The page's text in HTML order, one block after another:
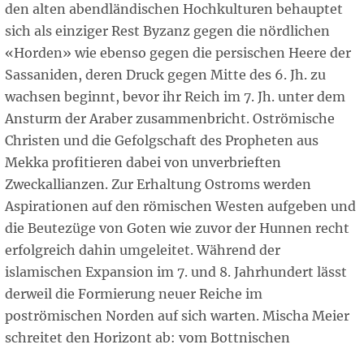
den alten abendländischen Hochkulturen behauptet
sich als einziger Rest Byzanz gegen die nördlichen
«Horden» wie ebenso gegen die persischen Heere der
Sassaniden, deren Druck gegen Mitte des 6. Jh. zu
wachsen beginnt, bevor ihr Reich im 7. Jh. unter dem
Ansturm der Araber zusammenbricht. Oströmische
Christen und die Gefolgschaft des Propheten aus
Mekka profitieren dabei von unverbrieften
Zweckallianzen. Zur Erhaltung Ostroms werden
Aspirationen auf den römischen Westen aufgeben und
die Beutezüge von Goten wie zuvor der Hunnen recht
erfolgreich dahin umgeleitet. Während der
islamischen Expansion im 7. und 8. Jahrhundert lässt
derweil die Formierung neuer Reiche im
poströmischen Norden auf sich warten. Mischa Meier
schreitet den Horizont ab: vom Bottnischen